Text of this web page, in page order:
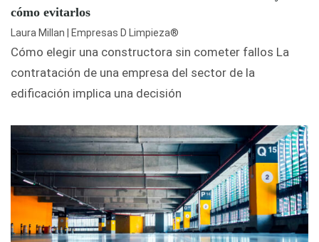
cómo evitarlos
Laura Millan | Empresas D Limpieza®
Cómo elegir una constructora sin cometer fallos La
contratación de una empresa del sector de la
edificación implica una decisión